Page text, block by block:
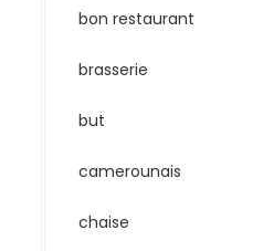
bon restaurant
brasserie
but
camerounais
chaise